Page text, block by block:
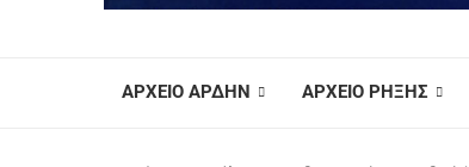
ΑΡΧΕΙΟ ΑΡΔΗΝ ΑΡΧΕΙΟ ΡΗΞΗΣ